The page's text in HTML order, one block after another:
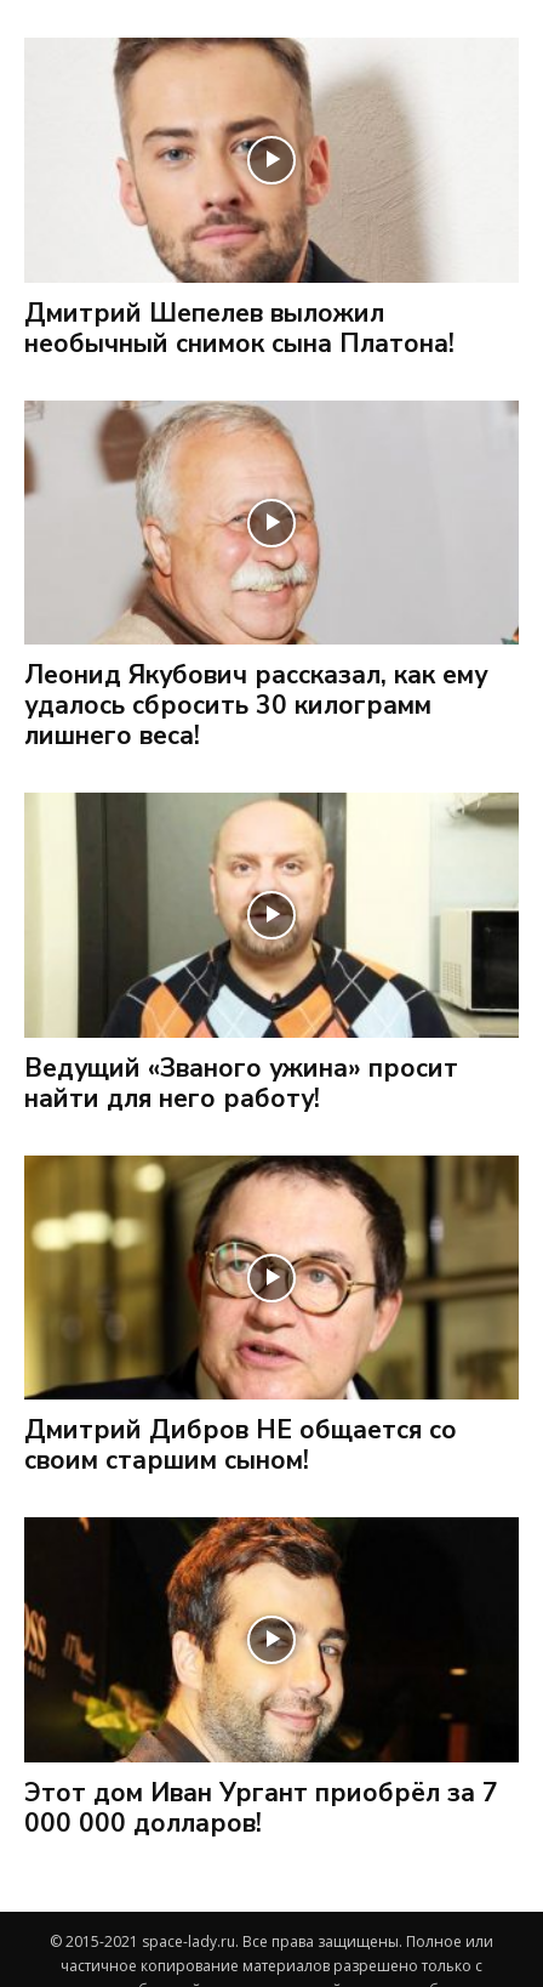
Дмитрий Шепелев выложил
необычный снимок сына Платона!
Леонид Якубович рассказал, как ему
удалось сбросить 30 килограмм
лишнего веса!
Ведущий «Званого ужина» просит
найти для него работу!
Дмитрий Дибров НЕ общается со
своим старшим сыном!
Этот дом Иван Ургант приобрёл за 7
000 000 долларов!
© 2015-2021 space-lady.ru. Все права защищены. Полное или
частичное копирование материалов разрешено только с